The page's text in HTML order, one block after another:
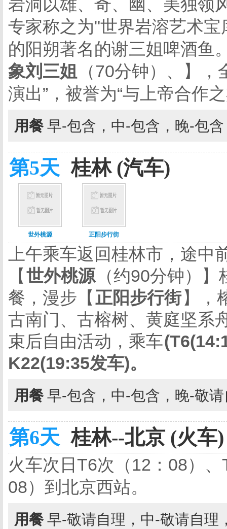
岩洞以雄、奇、幽、美独领
专家称之为"世界岩溶艺术宝
的阳朔著名的谢三姐啤酒鱼
象刘三姐
（70分钟）、】，
演出”，被誉为“与上帝合作
用餐 早-包含，中-包含，晚-包
第5天 桂林 (汽车)
世外桃源 正阳步行街
上午乘车返回桂林市，途
【 世外桃源 （约90分钟）】
餐，漫步【 正阳步行街】，
古南门、古榕树、黄庭坚系
束后自由活动，乘车
K22(19:35发车)。
用餐 早-包含，中-包含，晚-敬
第6天 桂林--北京 (火车)
火车次日 T6次（12 ： 08）、
08）到北京西站。
用餐 早-敬请自理，中-敬请自理